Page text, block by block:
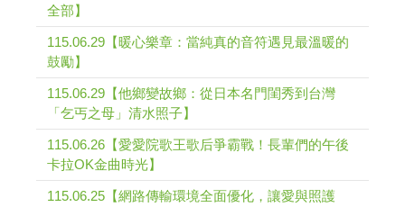
全部】
115.06.29【暖心樂章：當純真的音符遇見最溫暖的
鼓勵】
115.06.29【他鄉變故鄉：從日本名門閨秀到台灣
「乞丐之母」清水照子】
115.06.26【愛愛院歌王歌后爭霸戰！長輩們的午後
卡拉OK金曲時光】
115.06.25【網路傳輸環境全面優化，讓愛與照護